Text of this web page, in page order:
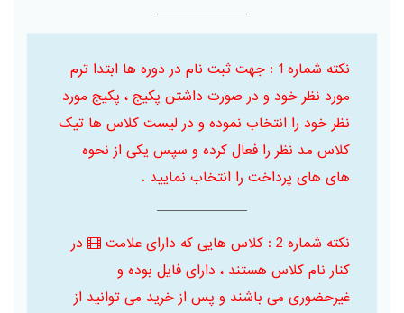
نکته شماره 1 : جهت ثبت نام در دوره ها ابتدا ترم
مورد نظر خود و در صورت داشتن پکیج ، پکیج مورد
نظر خود را انتخاب نموده و در لیست کلاس ها تیک
کلاس مد نظر را فعال کرده و سپس یکی از نحوه
های های پرداخت را انتخاب نمایید .
نکته شماره 2 : کلاس هایی که دارای علامت
در
کنار نام کلاس هستند ، دارای فایل بوده و
غیرحضوری می باشند و پس از خرید می توانید از